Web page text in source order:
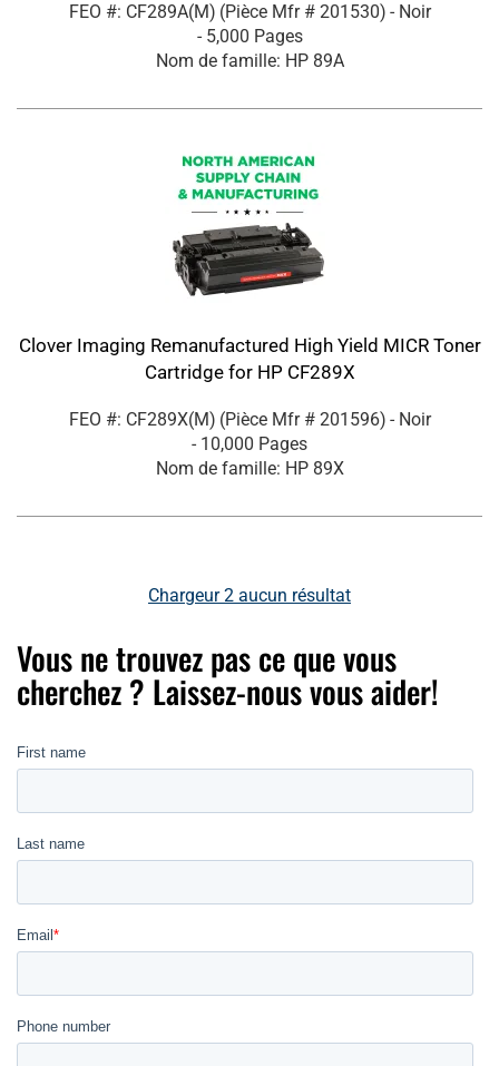
FEO #: CF289A(M) (Pièce Mfr # 201530) - Noir
- 5,000 Pages
Nom de famille: HP 89A
Clover Imaging Remanufactured High Yield MICR Toner
Cartridge for HP CF289X
FEO #: CF289X(M) (Pièce Mfr # 201596) - Noir
- 10,000 Pages
Nom de famille: HP 89X
Chargeur2 aucun résultat
Vous ne trouvez pas ce que vous
cherchez ? Laissez-nous vous aider!